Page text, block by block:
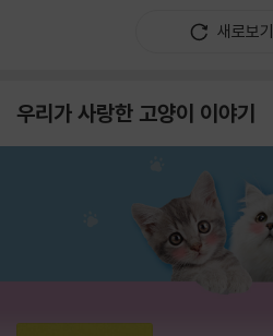
새로보기
우리가 사랑한 고양이 이야기